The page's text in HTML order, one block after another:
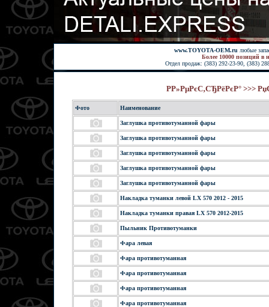
www.TOYOTA-OEM.ru любые
Более 10000 позиций в
Отдел продаж: (383) 292-23-90, (383)
Р­Р»РµРєС‚СЂРёРєР° >>>
Фото Наименование
Заглушка противотуманной фары
Заглушка противотуманной фары
Заглушка противотуманной фары
Заглушка противотуманной фары
Заглушка противотуманной фары
Накладка туманки левой LX 570 2012 - 2015
Накладка туманки правая LX 570 2012-2015
Пыльник Противотуманки
Фара левая
Фара противотуманная
Фара противотуманная
Фара противотуманная
Фара противотуманная